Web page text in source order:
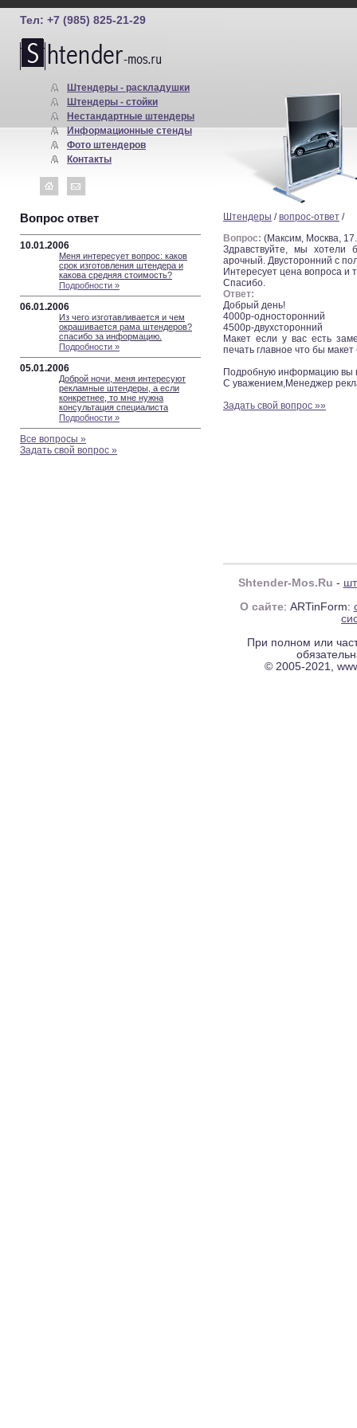
Тел: +7 (985) 825-21-29
Штендеры - раскладушки
Штендеры - стойки
Нестандартные штендеры
Информационные стенды
Фото штендеров
Контакты
Вопрос ответ
10.01.2006
Меня интересует вопрос: каков
срок изготовления штендера и
какова средняя стоимость?
Подробности »
06.01.2006
Из чего изготавливается и чем
окрашивается рама штендеров?
спасибо за информацию.
Подробности »
05.01.2006
Доброй ночи, меня интересуют
рекламные штендеры, а если
конкретнее, то мне нужна
консультация специалиста
Подробности »
Все вопросы »
Задать свой вопрос »
Штендеры /вопрос-ответ /
Вопрос: (Максим, Москва,
Здравствуйте, мы хотели
арочный. Двусторонний с
Интересует цена вопроса и
Спасибо.
Ответ:
Добрый день!
4000р-односторонний
4500р-двухсторонний
Макет если у вас есть
печать главное что бы
Подробную информацию вы
С уважением,Менеджер
Задать свой вопрос »»
Shtender-Mos.Ru -
О сайте: ARTinForm:
При полном или
© 2005-2021,